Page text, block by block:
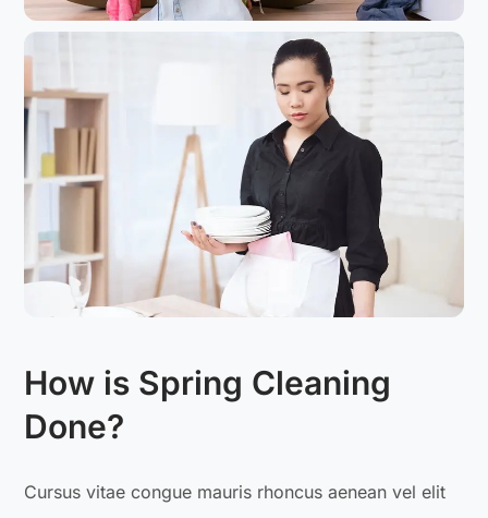
How is Spring Cleaning
Done?
Cursus vitae congue mauris rhoncus aenean vel elit